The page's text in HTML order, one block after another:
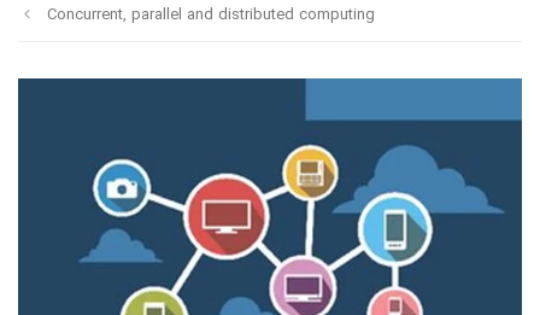
Concurrent, parallel and distributed computing